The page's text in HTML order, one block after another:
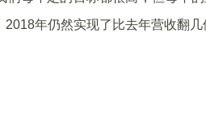
年仍然实现了比去年营收翻几